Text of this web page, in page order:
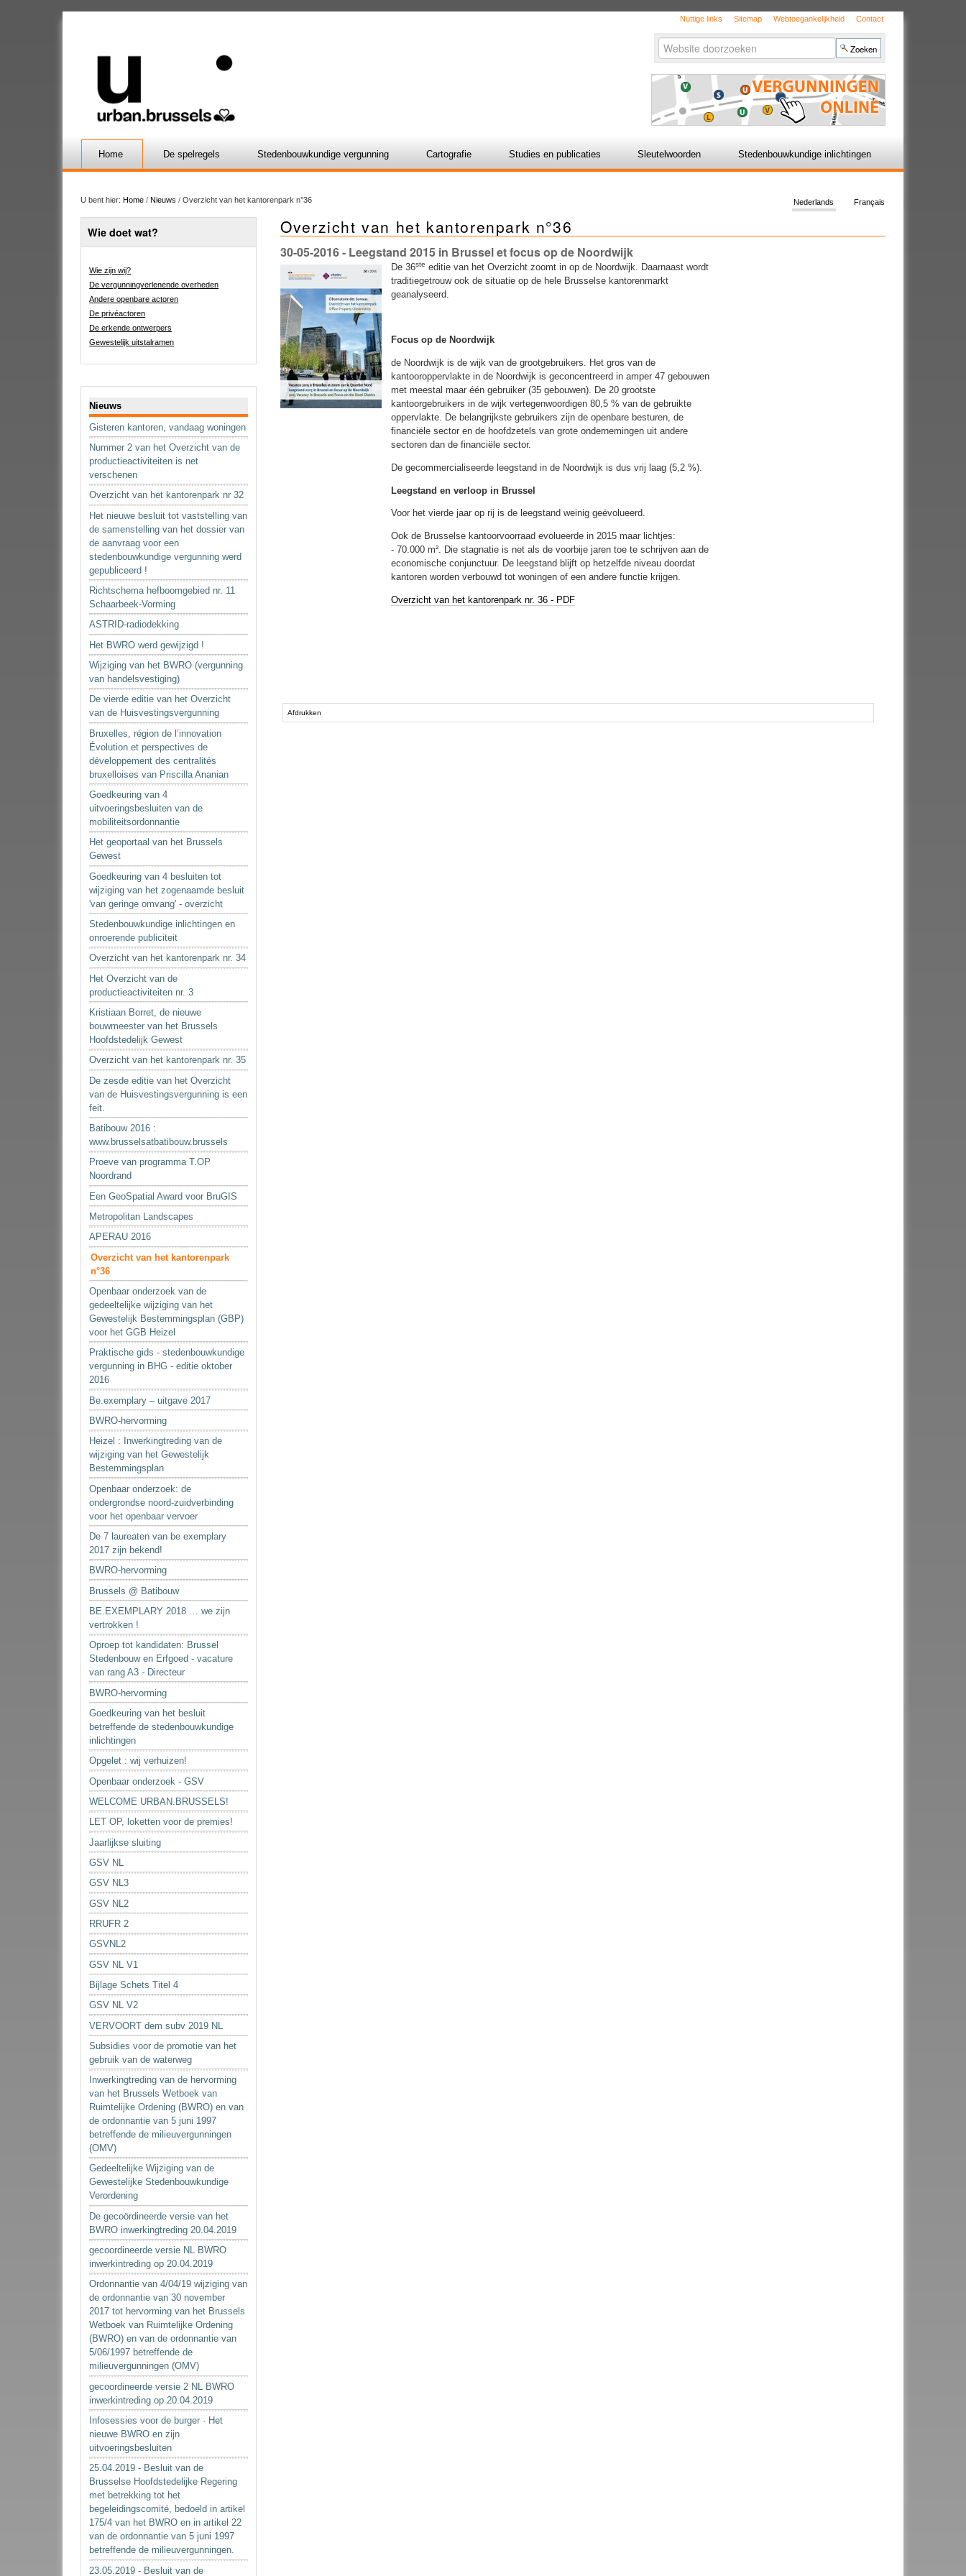
Nuttige links Sitemap Webtoegankelijkheid Contact
Zoek
zoeken...
Home De spelregels Stedenbouwkundige vergunning Cartografie Studies en publicaties Sleutelwoorden Stedenbouwkundige inlichtingen
U bent hier: Home / Nieuws / Overzicht van het kantorenpark n°36 Français
Nederlands
Wie doet wat?
Wie zijn wij?
De vergunningverlenende overheden
Andere openbare actoren
De privéactoren
De erkende ontwerpers
Gewestelijk uitstalramen
Nieuws
Gisteren kantoren, vandaag woningen
Nummer 2 van het Overzicht van de
productieactiviteiten is net
verschenen
Overzicht van het kantorenpark nr 32
Het nieuwe besluit tot vaststelling van
de samenstelling van het dossier van
de aanvraag voor een
stedenbouwkundige vergunning werd
gepubliceerd !
Richtschema hefboomgebied nr. 11
Schaarbeek-Vorming
ASTRID-radiodekking
Het BWRO werd gewijzigd !
Wijziging van het BWRO (vergunning
van handelsvestiging)
De vierde editie van het Overzicht
van de Huisvestingsvergunning
Bruxelles, région de l’innovation
Évolution et perspectives de
développement des centralités
bruxelloises van Priscilla Ananian
Goedkeuring van 4
uitvoeringsbesluiten van de
mobiliteitsordonnantie
Het geoportaal van het Brussels
Gewest
Goedkeuring van 4 besluiten tot
wijziging van het zogenaamde besluit
'van geringe omvang' - overzicht
Stedenbouwkundige inlichtingen en
onroerende publiciteit
Overzicht van het kantorenpark nr. 34
Het Overzicht van de
productieactiviteiten nr. 3
Kristiaan Borret, de nieuwe
bouwmeester van het Brussels
Hoofdstedelijk Gewest
Overzicht van het kantorenpark nr. 35
De zesde editie van het Overzicht
van de Huisvestingsvergunning is een
feit.
Batibouw 2016 :
www.brusselsatbatibouw.brussels
Proeve van programma T.OP
Noordrand
Een GeoSpatial Award voor BruGIS
Metropolitan Landscapes
APERAU 2016
Overzicht van het kantorenpark
n°36
Openbaar onderzoek van de
gedeeltelijke wijziging van het
Gewestelijk Bestemmingsplan (GBP)
voor het GGB Heizel
Praktische gids - stedenbouwkundige
vergunning in BHG - editie oktober
2016
Be.exemplary – uitgave 2017
BWRO-hervorming
Heizel : Inwerkingtreding van de
wijziging van het Gewestelijk
Bestemmingsplan
Openbaar onderzoek: de
ondergrondse noord-zuidverbinding
voor het openbaar vervoer
De 7 laureaten van be exemplary
2017 zijn bekend!
BWRO-hervorming
Brussels @ Batibouw
BE.EXEMPLARY 2018 … we zijn
vertrokken !
Oproep tot kandidaten: Brussel
Stedenbouw en Erfgoed - vacature
van rang A3 - Directeur
BWRO-hervorming
Goedkeuring van het besluit
betreffende de stedenbouwkundige
inlichtingen
Opgelet : wij verhuizen!
Openbaar onderzoek - GSV
WELCOME URBAN.BRUSSELS!
LET OP, loketten voor de premies!
Jaarlijkse sluiting
GSV NL
GSV NL3
GSV NL2
RRUFR 2
GSVNL2
GSV NL V1
Bijlage Schets Titel 4
GSV NL V2
VERVOORT dem subv 2019 NL
Subsidies voor de promotie van het
gebruik van de waterweg
Inwerkingtreding van de hervorming
van het Brussels Wetboek van
Ruimtelijke Ordening (BWRO) en van
de ordonnantie van 5 juni 1997
betreffende de milieuvergunningen
(OMV)
Gedeeltelijke Wijziging van de
Gewestelijke Stedenbouwkundige
Verordening
De gecoördineerde versie van het
BWRO inwerkingtreding 20.04.2019
gecoordineerde versie NL BWRO
inwerkintreding op 20.04.2019
Ordonnantie van 4/04/19 wijziging van
de ordonnantie van 30 november
2017 tot hervorming van het Brussels
Wetboek van Ruimtelijke Ordening
(BWRO) en van de ordonnantie van
5/06/1997 betreffende de
milieuvergunningen (OMV)
gecoordineerde versie 2 NL BWRO
inwerkintreding op 20.04.2019
Infosessies voor de burger · Het
nieuwe BWRO en zijn
uitvoeringsbesluiten
25.04.2019 - Besluit van de
Brusselse Hoofdstedelijke Regering
met betrekking tot het
begeleidingscomité, bedoeld in artikel
175/4 van het BWRO en in artikel 22
van de ordonnantie van 5 juni 1997
betreffende de milieuvergunningen.
23.05.2019 - Besluit van de
Overzicht van het kantorenpark n°36
30-05-2016- Leegstand 2015 in Brussel et focus op de Noordwijk
De 36ste editie van het Overzicht zoomt in op de Noordwijk. Daarnaast wordt
traditiegetrouw ook de situatie op de hele Brusselse kantorenmarkt
geanalyseerd.
Focus op de Noordwijk
de Noordwijk is de wijk van de grootgebruikers. Het gros van de
kantooroppervlakte in de Noordwijk is geconcentreerd in amper 47 gebouwen
met meestal maar één gebruiker (35 gebouwen). De 20 grootste
kantoorgebruikers in de wijk vertegenwoordigen 80,5 % van de gebruikte
oppervlakte. De belangrijkste gebruikers zijn de openbare besturen, de
financiële sector en de hoofdzetels van grote ondernemingen uit andere
sectoren dan de financiële sector.
De gecommercialiseerde leegstand in de Noordwijk is dus vrij laag (5,2 %).
Leegstand en verloop in Brussel
Voor het vierde jaar op rij is de leegstand weinig geëvolueerd.
Ook de Brusselse kantoorvoorraad evolueerde in 2015 maar lichtjes:
- 70.000 m². Die stagnatie is net als de voorbije jaren toe te schrijven aan de
economische conjunctuur. De leegstand blijft op hetzelfde niveau doordat
kantoren worden verbouwd tot woningen of een andere functie krijgen.
Overzicht van het kantorenpark nr. 36 - PDF
acties
Afdrukken